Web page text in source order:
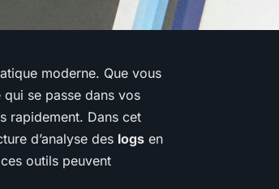
moderne. Que vous
se passe dans vos
rapidement. Dans cet
d’analyse des logs en
outils peuvent